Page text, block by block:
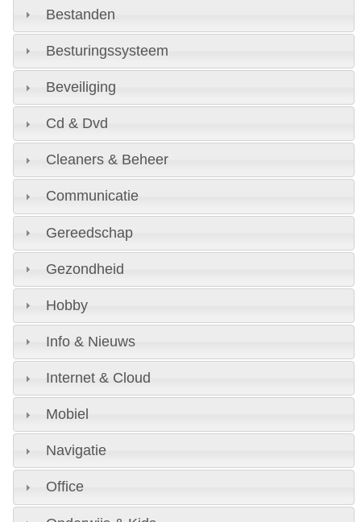
Bestanden
Besturingssysteem
Beveiliging
Cd & Dvd
Cleaners & Beheer
Communicatie
Gereedschap
Gezondheid
Hobby
Info & Nieuws
Internet & Cloud
Mobiel
Navigatie
Office